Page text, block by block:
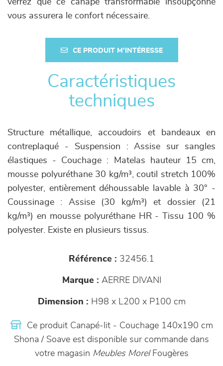
verrez que ce canapé transformable insoupçonné
vous assurera le confort nécessaire.
CE PRODUIT M'INTÉRESSE
Caractéristiques
techniques
Structure métallique, accoudoirs et bandeaux en
contreplaqué - Suspension : Assise sur sangles
élastiques - Couchage : Matelas hauteur 15 cm,
mousse polyuréthane 30 kg/m³, coutil stretch 100%
polyester, entièrement déhoussable lavable à 30° -
Coussinage : Assise (30 kg/m³) et dossier (21
kg/m³) en mousse polyuréthane HR - Tissu 100 %
polyester. Existe en plusieurs tissus.
Référence : 32456.1
Marque : AERRE DIVANI
Dimension : H98 x L200 x P100 cm
Ce produit Canapé-lit - Couchage 140x190 cm
Shona / Soave est disponible sur commande dans
votre magasin Meubles MorelFougères